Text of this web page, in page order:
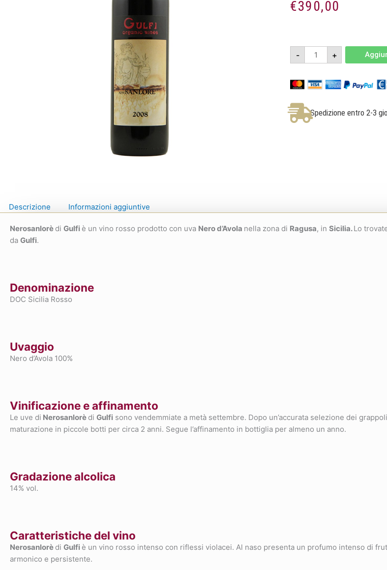
€390,00
-
Nerosanlorè
2018
Mathusalem
-
DOC
-
Gulfi
quantità
+
Spedizione entro 2-3
Descrizione Informazioni aggiuntive
Nerosanlorè di Gulfi è un vino rosso prodotto con uva Nero d’Avola nella zona di Ragusa, in Sicilia.Lo
da Gulfi.
Denominazione
DOC Sicilia Rosso
Uvaggio
Nero d’Avola 100%
Vinificazione e affinamento
Le uve di Nerosanlorè di Gulfi sono vendemmiate a metà settembre. Dopo un’accurata selezione dei
maturazione in piccole botti per circa 2 anni. Segue l’affinamento in bottiglia per almeno un anno.
Gradazione alcolica
14% vol.
Caratteristiche del vino
Nerosanlorè di Gulfi è un vino rosso intenso con riflessi violacei. Al naso presenta un profumo intenso di
armonico e persistente.